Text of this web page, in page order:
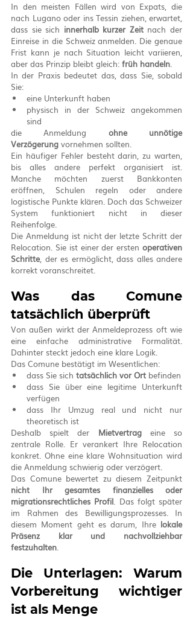
In den meisten Fällen wird von Expats, die
nach Lugano oder ins Tessin ziehen, erwartet,
dass sie sich innerhalb kurzer Zeit nach der
Einreise in die Schweiz anmelden. Die genaue
Frist kann je nach Situation leicht variieren,
aber das Prinzip bleibt gleich: früh handeln.
In der Praxis bedeutet das, dass Sie, sobald
Sie:
eine Unterkunft haben
physisch in der Schweiz angekommen
sind
die Anmeldung ohne unnötige
Verzögerung vornehmen sollten.
Ein häufiger Fehler besteht darin, zu warten,
bis alles andere perfekt organisiert ist.
Manche möchten zuerst Bankkonten
eröffnen, Schulen regeln oder andere
logistische Punkte klären. Doch das Schweizer
System funktioniert nicht in dieser
Reihenfolge.
Die Anmeldung ist nicht der letzte Schritt der
Relocation. Sie ist einer der ersten operativen
Schritte, der es ermöglicht, dass alles andere
korrekt voranschreitet.
Was das Comune
tatsächlich überprüft
Von außen wirkt der Anmeldeprozess oft wie
eine einfache administrative Formalität.
Dahinter steckt jedoch eine klare Logik.
Das Comune bestätigt im Wesentlichen:
dass Sie sich tatsächlich vor Ort befinden
dass Sie über eine legitime Unterkunft
verfügen
dass Ihr Umzug real und nicht nur
theoretisch ist
Deshalb spielt der Mietvertrag eine so
zentrale Rolle. Er verankert Ihre Relocation
konkret. Ohne eine klare Wohnsituation wird
die Anmeldung schwierig oder verzögert.
nicht Ihr gesamtes finanzielles oder
migrationsrechtliches Profil. Das folgt später
im Rahmen des Bewilligungsprozesses. In
diesem Moment geht es darum, Ihre lokale
Präsenz klar und nachvollziehbar
festzuhalten.
Die Unterlagen: Warum
Vorbereitung wichtiger
ist als Menge